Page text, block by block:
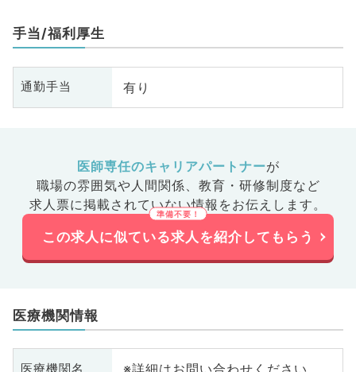
手当/福利厚生
通勤手当 有り
医師専任のキャリアパートナーが
職場の雰囲気や人間関係、 教育・研修制度など
求人票に掲載されていない情報をお伝えします。
この求人に似ている求人を紹介してもらう
医療機関情報
医療機関名